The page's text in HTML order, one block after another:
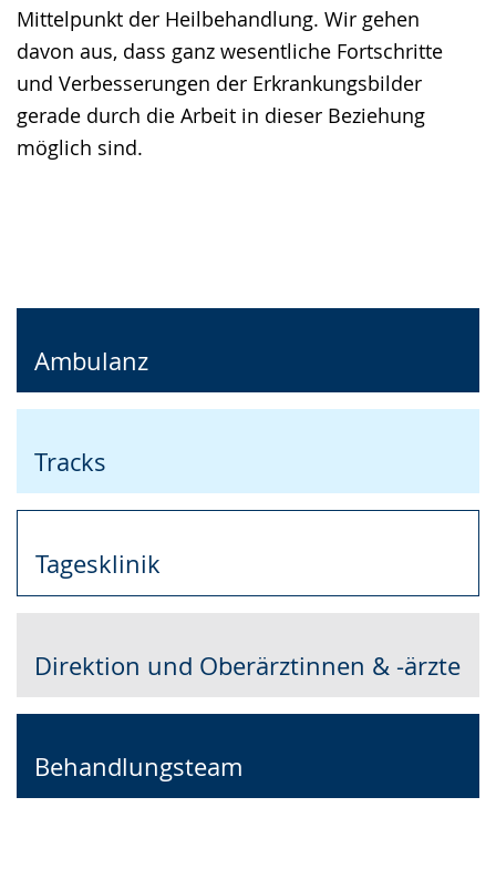
Mittelpunkt der Heilbehandlung. Wir gehen
davon aus, dass ganz wesentliche Fortschritte
und Verbesserungen der Erkrankungsbilder
gerade durch die Arbeit in dieser Beziehung
möglich sind.
Ambulanz
Tracks
Tagesklinik
Direktion und Oberärztinnen & -ärzte
Behandlungsteam